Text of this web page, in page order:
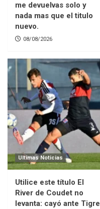
me devuelvas solo y
nada mas que el titulo
nuevo.
08/08/2026
Ultimas Noticias
Utilice este título El
River de Coudet no
levanta: cayó ante Tigre